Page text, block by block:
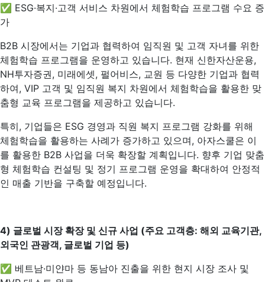
✅ ESG·복지·고객 서비스 차원에서 체험학습 프로그램 수요 증
가
B2B 시장에서는 기업과 협력하여 임직원 및 고객 자녀를 위한
체험학습 프로그램을 운영하고 있습니다. 현재 신한자산운용,
NH투자증권, 미래에셋, 펄어비스, 교원 등 다양한 기업과 협력
하여, VIP 고객 및 임직원 복지 차원에서 체험학습을 활용한 맞
춤형 교육 프로그램을 제공하고 있습니다.
특히, 기업들은 ESG 경영과 직원 복지 프로그램 강화를 위해
체험학습을 활용하는 사례가 증가하고 있으며, 아자스쿨은 이
를 활용한 B2B 사업을 더욱 확장할 계획입니다. 향후 기업 맞춤
형 체험학습 컨설팅 및 정기 프로그램 운영을 확대하여 안정적
인 매출 기반을 구축할 예정입니다.
4) 글로벌 시장 확장 및 신규 사업 (주요 고객층: 해외 교육기관,
외국인 관광객, 글로벌 기업 등)
✅ 베트남·미얀마 등 동남아 진출을 위한 현지 시장 조사 및